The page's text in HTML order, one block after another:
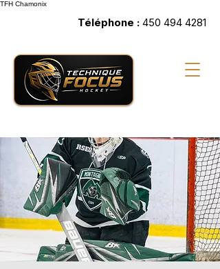
TFH Chamonix
Téléphone : 450 494 4281